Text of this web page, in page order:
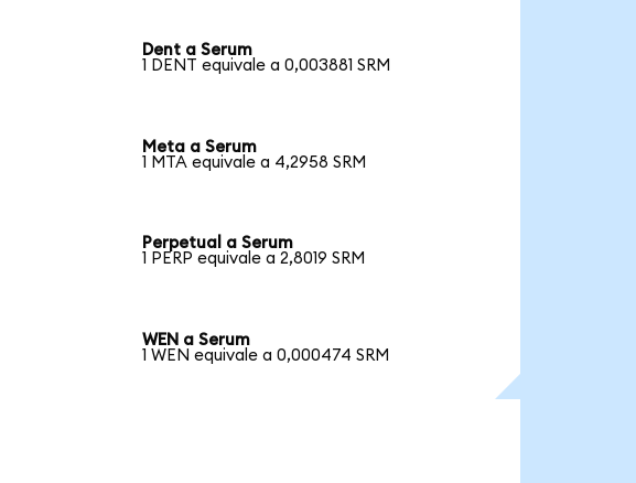
Dent a Serum
1 DENT equivale a 0,003881 SRM
Meta a Serum
1 MTA equivale a 4,2958 SRM
Perpetual a Serum
1 PERP equivale a 2,8019 SRM
WEN a Serum
1 WEN equivale a 0,000474 SRM